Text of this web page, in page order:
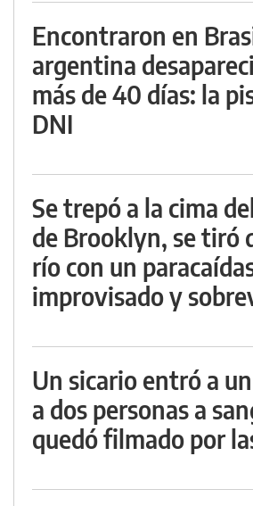
Encontraron en
argentina
más de 40 días: la
DNI
Se trepó a la cima
de Brooklyn, se tiró
río con un
improvisado y
Un sicario entró a
a dos personas a
quedó filmado por